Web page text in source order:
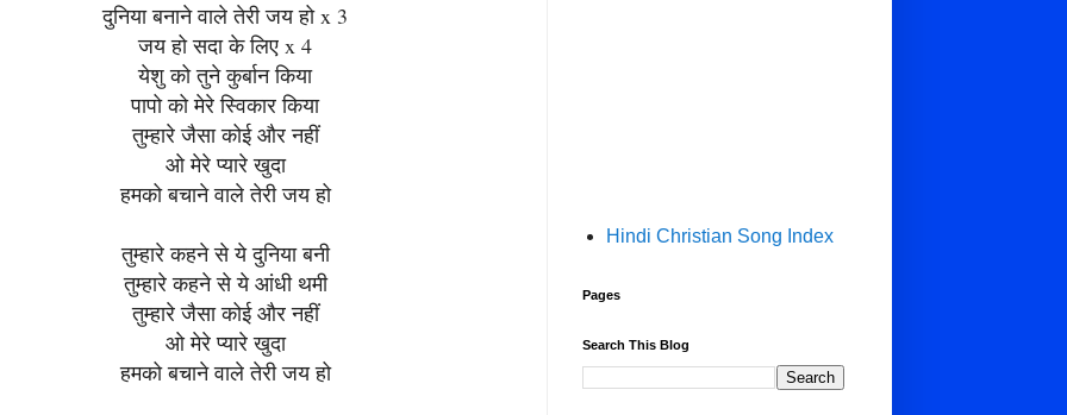
दुनिया बनाने वाले तेरी जय हो x 3
जय हो सदा के लिए x 4
येशु को तुने कुर्बान किया
पापो को मेरे स्विकार किया
तुम्हारे जैसा कोई और नहीं
ओ मेरे प्यारे खुदा
हमको बचाने वाले तेरी जय हो
तुम्हारे कहने से ये दुनिया बनी
तुम्हारे कहने से ये आंधी थमी
तुम्हारे जैसा कोई और नहीं
ओ मेरे प्यारे खुदा
हमको बचाने वाले तेरी जय हो
Hindi Christian Song Index
Pages
Search This Blog